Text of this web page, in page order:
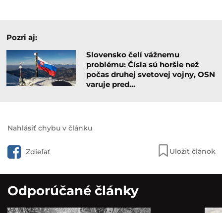
Pozri aj:
Slovensko čelí vážnemu
problému: Čísla sú horšie než
počas druhej svetovej vojny, OSN
varuje pred…
Nahlásiť chybu v článku
Zdieľať Uložiť článok
Odporúčané články